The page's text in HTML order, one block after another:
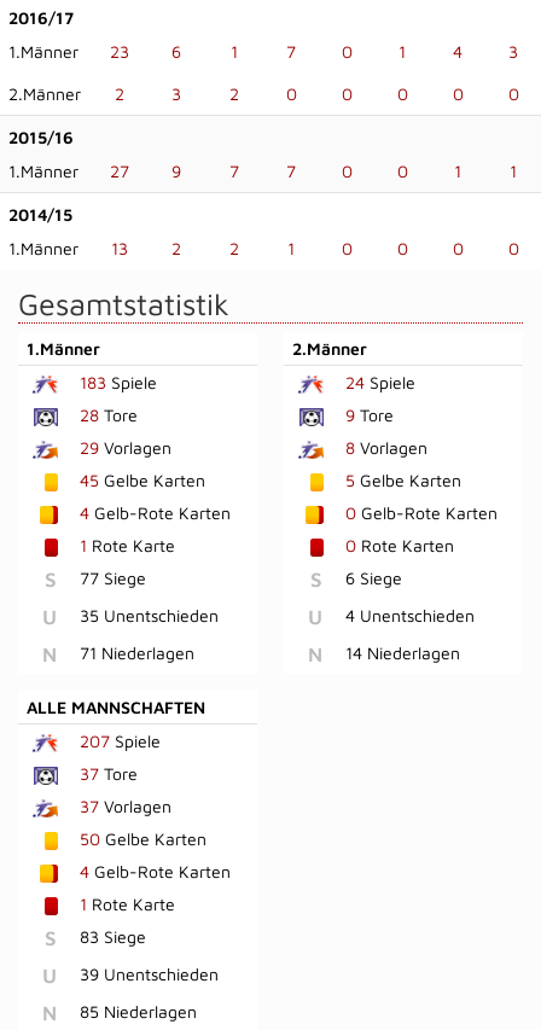
2016/17
1.Männer
23 6 1 7 0 1 4 3
2.Männer 2 3 2 0 0 0 0 0
2015/16
1.Männer
27 9 7 7 0 0 1 1
2014/15
1.Männer
13 2 2 1 0 0 0 0
Gesamtstatistik
1.Männer
183 Spiele
28 Tore
29 Vorlagen
45 Gelbe Karten
4 Gelb-Rote Karten
1 Rote Karte
S 77 Siege
U 35 Unentschieden
N 71 Niederlagen
2.Männer
24Spiele
9Tore
8Vorlagen
5 Gelbe Karten
0Gelb-Rote Karten
0Rote Karten
S 6 Siege
U 4 Unentschieden
N 14 Niederlagen
ALLE MANNSCHAFTEN
207 Spiele
37 Tore
37 Vorlagen
50 Gelbe Karten
4 Gelb-Rote Karten
1 Rote Karte
S 83 Siege
U 39 Unentschieden
N 85 Niederlagen